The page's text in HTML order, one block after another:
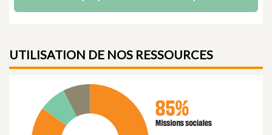
UTILISATION DE NOS RESSOURCES